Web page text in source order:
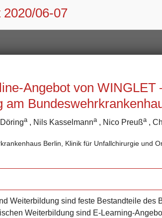
2020/06-07
Angebot von WINGLET
am
a , Nils Kasselmanna , Nico Preußa ,
Berlin, Klinik für Unfallchirurgie und
Weiterbildung sind feste Bestandteile des
Weiterbildung sind E-Learning-